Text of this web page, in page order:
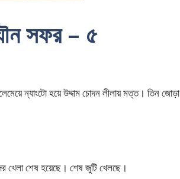
সফর – ৫
হয়ে উদ্দাম চোদন লীলায় মত্ত। তিন জোড়া
খেলা শেষ হয়েছে। শেষ জুটি খেলছে।